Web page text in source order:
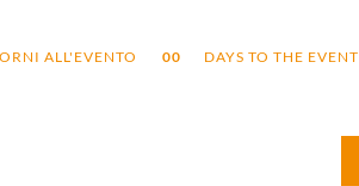
ALL'EVENTO 00 DAYS TO THE EVENT